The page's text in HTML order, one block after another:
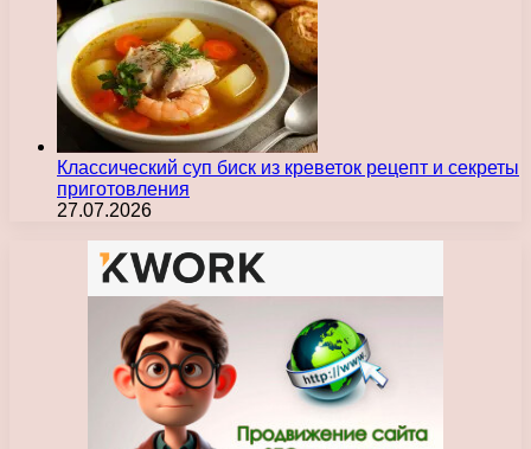
Классический суп биск из креветок рецепт и секреты
приготовления
27.07.2026